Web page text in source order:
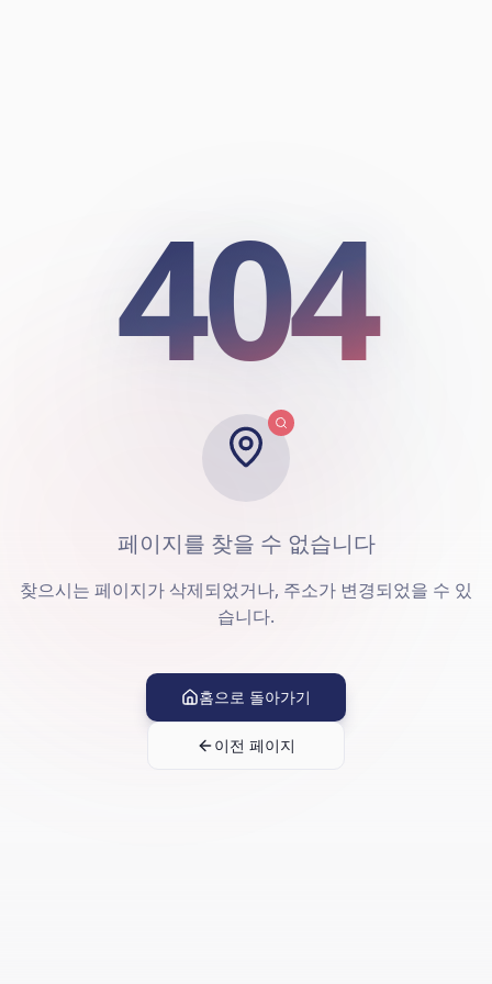
404
404
페이지를 찾을 수 없습니다
찾으시는 페이지가 삭제되었거나, 주소가 변경되었을 수 있
습니다.
홈으로 돌아가기
이전 페이지